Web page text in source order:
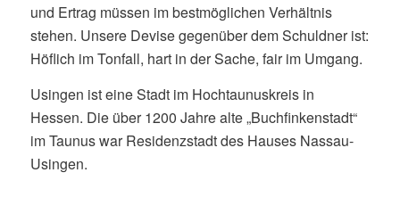
und Ertrag müssen im bestmöglichen Verhältnis
stehen. Unsere Devise gegenüber dem Schuldner ist:
Höflich im Tonfall, hart in der Sache, fair im Umgang.
Usingen ist eine Stadt im Hochtaunuskreis in
Hessen. Die über 1200 Jahre alte „Buchfinkenstadt“
im Taunus war Residenzstadt des Hauses Nassau-
Usingen.